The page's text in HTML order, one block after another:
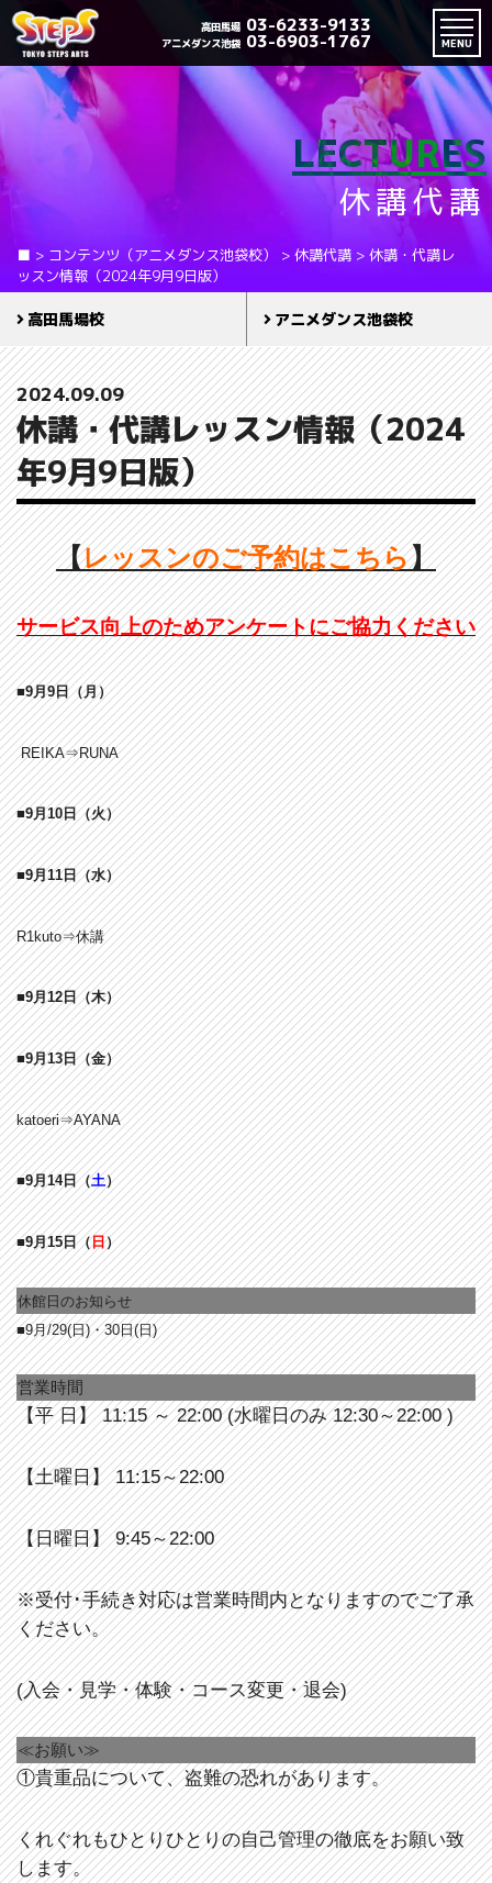
高田馬場 03-6233-9133
アニメダンス池袋 03-6903-1767 MENU
LECTURES
休講代講
■ > コンテンツ（アニメダンス池袋校） > 休講代講 > 休講・代講レ
ッスン情報（2024年9月9日版）
高田馬場校 アニメダンス池袋校
2024.09.09
休講・代講レッスン情報（2024
年9月9日版）
【レッスンのご予約はこちら】
サービス向上のためアンケートにご協力ください
■9月9日（月）
REIKA⇒RUNA
■9月10日（火）
■9月11日（水）
R1kuto⇒休講
■9月12日（木）
■9月13日（金）
katoeri⇒AYANA
■9月14日（土）
■9月15日（日）
休館日のお知らせ
■9月/29(日)・30日(日)
営業時間
【平 日】 11:15 ～ 22:00 (水曜日のみ 12:30～22:00 )
【土曜日】 11:15～22:00
【日曜日】 9:45～22:00
※受付･手続き対応は営業時間内となりますのでご了承
ください。
(入会・見学・体験・コース変更・退会)
≪お願い≫
①貴重品について、盗難の恐れがあります。
くれぐれもひとりひとりの自己管理の徹底をお願い致
します。